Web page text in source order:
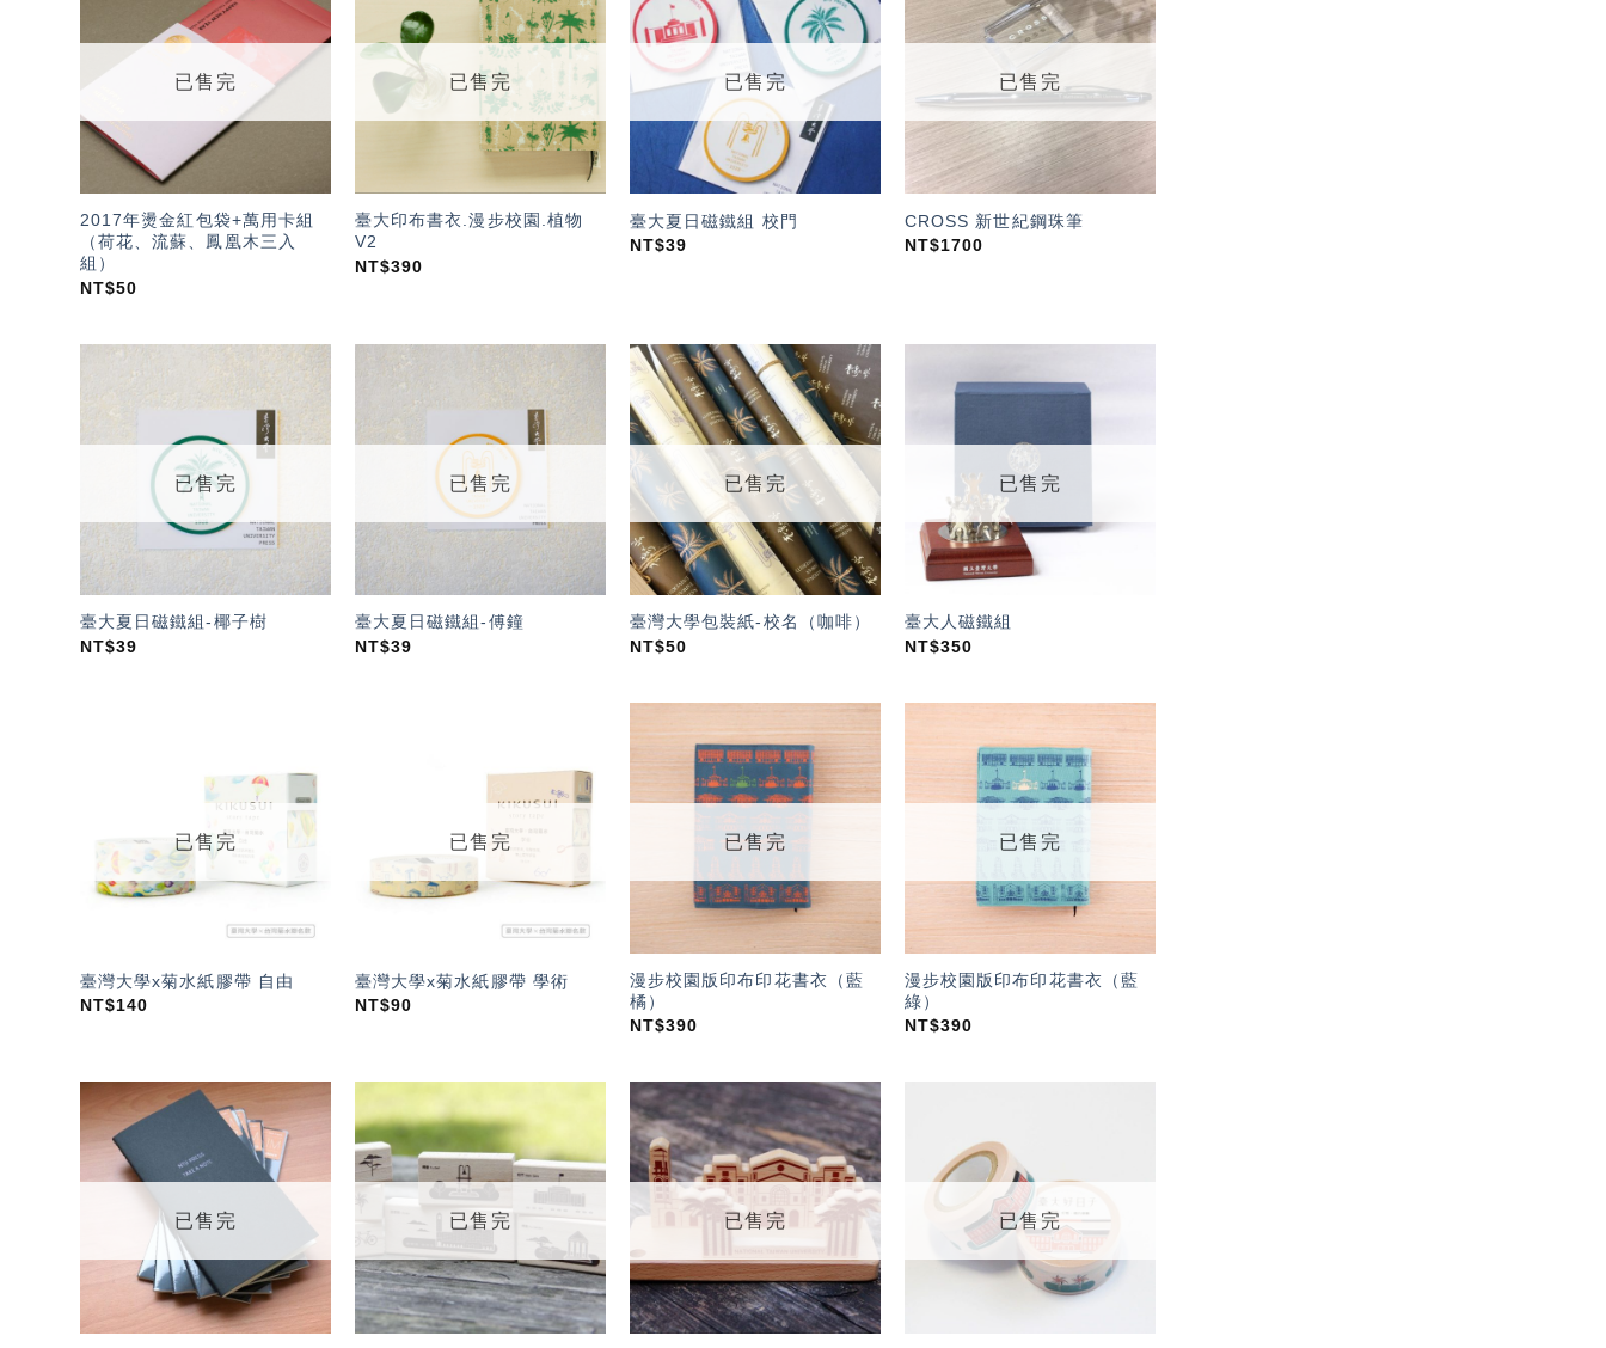
加入
「願
望輕
單」
已售完
2017年燙金紅包袋+萬用卡組
（荷花、流蘇、鳳凰木三入
組）
NT$50
加入
「願
望輕
單」
已售完
臺大印布書衣.漫步校園.植物
V2
NT$390
加入
「願
望輕
單」
已售完
臺大夏日磁鐵組 校門
NT$39
加入
「願
望輕
已售完
CROSS 新世紀鋼珠筆
NT$1700
「願
望輕
已售完
臺大夏日磁鐵組-椰子樹
NT$39
望輕
已售完
臺大夏日磁鐵組-傅鐘
NT$39
加入
「願
望輕
單」
已售完
臺灣大學包裝紙-校名（咖啡）
NT$50
已售完
臺大人磁鐵組
NT$350
「願
望輕
單」
已售完
臺灣大學x菊水紙膠帶 自由
NT$140
加入
「願
望輕
已售完
臺灣大學x菊水紙膠帶 學術
NT$90
加入
「願
望輕
已售完
漫步校園版印布印花書衣（藍
橘）
NT$390
加入
「願
望輕
已售完
漫步校園版印布印花書衣（藍
綠）
NT$390
加入
「願
望輕
單」
已售完
「願
望輕
已售完
加入
「願
望輕
單」
已售完 已售完